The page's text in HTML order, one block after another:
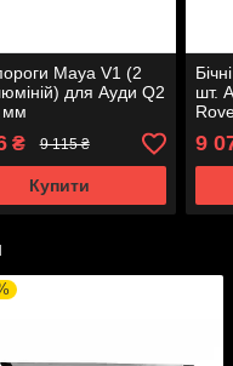
Maya V1 (2
для Ауди Q2
мм
₴ 9 115 ₴
Купити
шт.
9